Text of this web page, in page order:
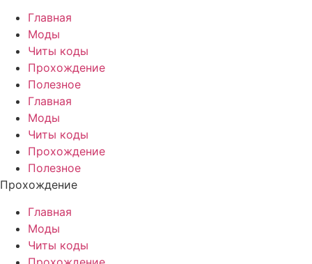
Главная
Моды
Читы коды
Прохождение
Полезное
Главная
Моды
Читы коды
Прохождение
Полезное
Прохождение
Главная
Моды
Читы коды